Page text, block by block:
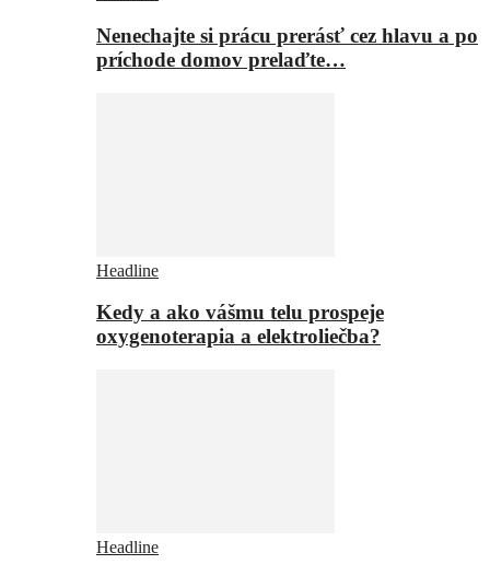
Nenechajte si prácu prerásť cez hlavu a po
príchode domov prelaďte…
Headline
Kedy a ako vášmu telu prospeje
oxygenoterapia a elektroliečba?
Headline